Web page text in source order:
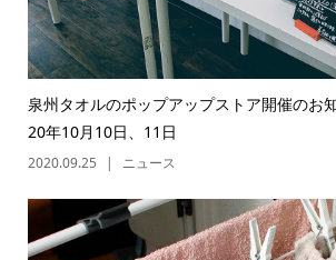
泉州タオルのポップアップストア開催の
20年10月10日、11日
2020.09.25 ニュース